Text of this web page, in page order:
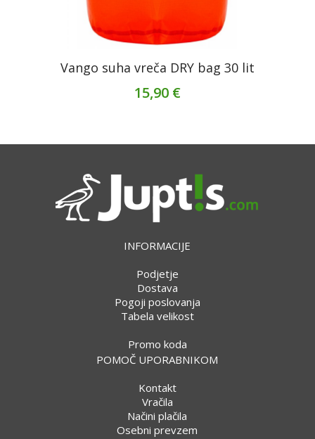
Vango suha vreča DRY bag 30 lit
15,90 €
INFORMACIJE
Podjetje
Dostava
Pogoji poslovanja
Tabela velikost
Promo koda
POMOČ UPORABNIKOM
Kontakt
Vračila
Načini plačila
Osebni prevzem